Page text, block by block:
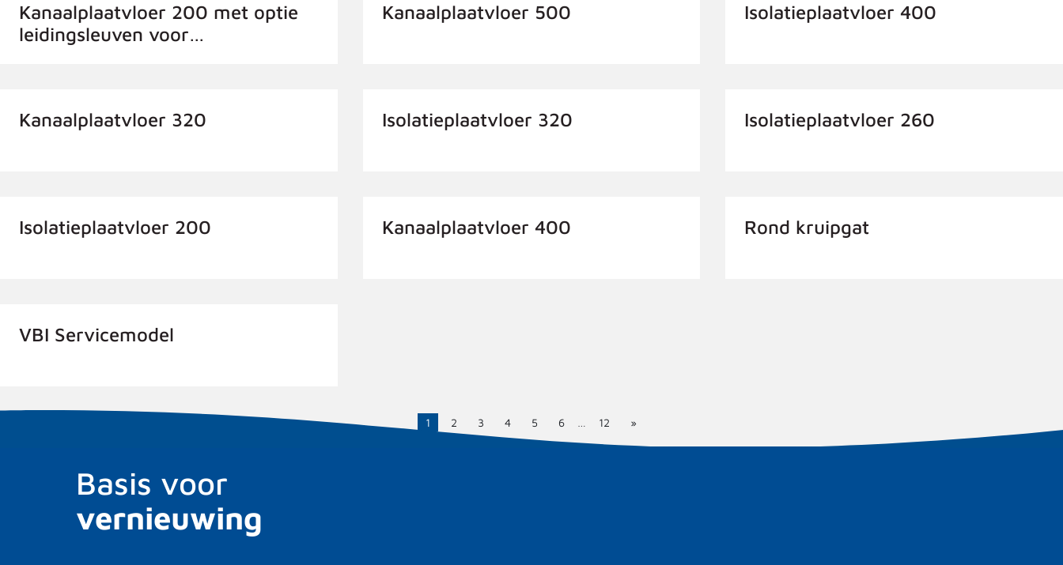
Kanaalplaatvloer 200 met optie
leidingsleuven voor
Kanaalplaatvloer 500 Isolatieplaatvloer 400
Kanaalplaatvloer 320 Isolatieplaatvloer 320 Isolatieplaatvloer 260
Isolatieplaatvloer 200 Kanaalplaatvloer 400 Rond kruipgat
VBI Servicemodel
1 2 3 4 5 6 12 »
Basis voor
vernieuwing